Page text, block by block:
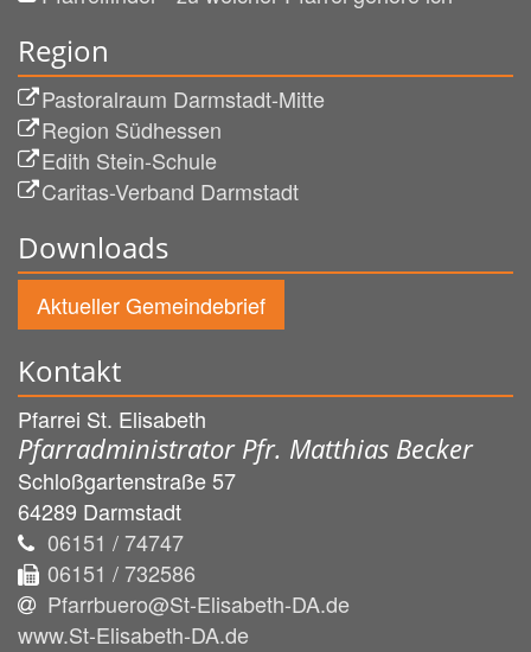
Region
Pastoralraum Darmstadt-Mitte
Region Südhessen
Edith Stein-Schule
Caritas-Verband Darmstadt
Downloads
Aktueller Gemeindebrief
Kontakt
Pfarrei St. Elisabeth
Pfarradministrator Pfr. Matthias Becker
Schloßgartenstraße 57
64289 Darmstadt
06151 / 74747
06151 / 732586
Pfarrbuero@St-Elisabeth-DA.de
www.St-Elisabeth-DA.de